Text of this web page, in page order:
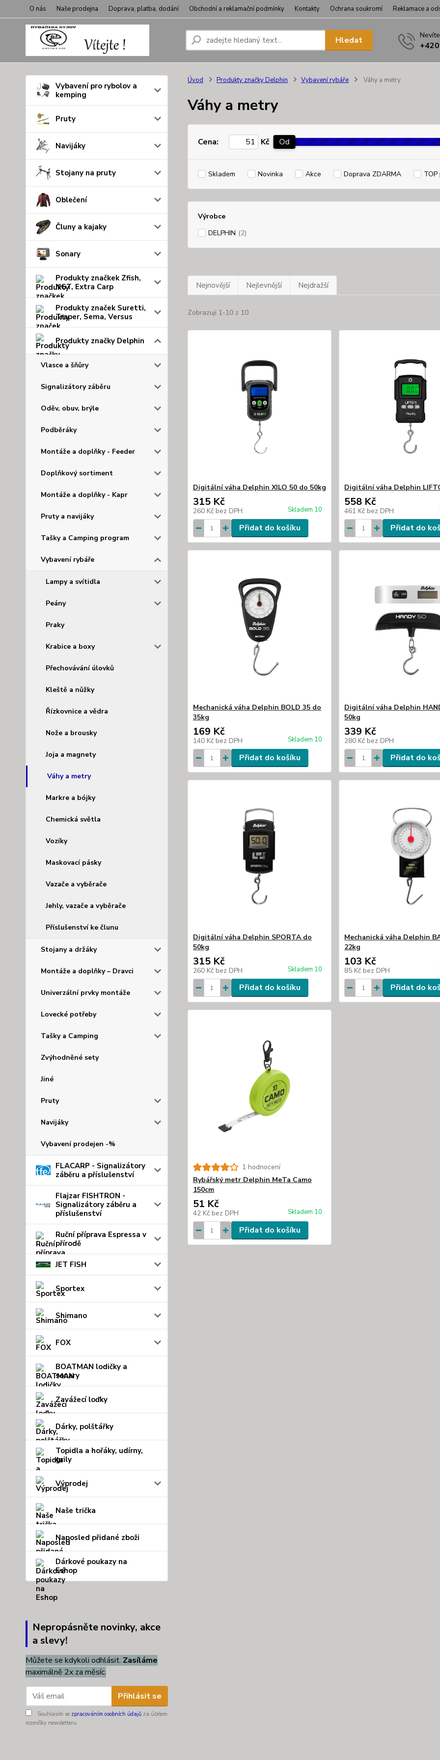
O nás Naše prodejna Doprava, platba, dodání Obchodní a reklamační podmínky Kontakty Ochrana soukromí Reklamace a
Hledat
Vybavení pro rybolov a
kemping
Pruty
Navijáky
Stojany na pruty
Oblečení
Čluny a kajaky
Sonary
Produkty značkek Zfish,
NGT, Extra Carp
Produkty značek Suretti,
Traper, Sema, Versus
Produkty značky Delphin
Vlasce a šňůry
Signalizátory záběru
Oděv, obuv, brýle
Podběráky
Montáže a doplňky - Feeder
Doplňkový sortiment
Montáže a doplňky - Kapr
Pruty a navijáky
Tašky a Camping program
Vybavení rybáře
Lampy a svítidla
Peány
Praky
Krabice a boxy
Přechovávání úlovků
Kleště a nůžky
Řízkovnice a vědra
Nože a brousky
Joja a magnety
Váhy a metry
Markre a bójky
Chemická světla
Vozíky
Maskovací pásky
Vazače a vyběrače
Jehly, vazače a vyběrače
Příslušenství ke člunu
Stojany a držáky
Montáže a doplňky – Dravci
Univerzální prvky montáže
Lovecké potřeby
Tašky a Camping
Zvýhodněné sety
Jiné
Pruty
Navijáky
Vybavení prodejen -%
FLACARP - Signalizátory
záběru a příslušenství
Flajzar FISHTRON -
Signalizátory záběru a
příslušenství
Ruční příprava Espressa v
přírodě
JET FISH
Sportex
Shimano
FOX
BOATMAN lodičky a
sonary
Zavážecí loďky
Dárky, polštářky
Topidla a hořáky, udírny,
grily
Výprodej
Naše trička
Naposled přidané zboži
Dárkové poukazy na
Eshop
Nepropásněte novinky, akce
a slevy!
Můžete se kdykoli odhlásit. Zasíláme
maximálně 2x za měsíc.
Přihlásit se
Souhlasím se zpracováním osobních údajů za účelem
rozesílky newsletteru.
Úvod Produkty značky Delphin Vybavení rybáře Váhy a metry
Váhy a metry
Cena: Kč Od
Skladem Novinka Akce Doprava ZDARMA
Výrobce
DELPHIN (2)
Nejnovější Nejlevnější Nejdražší
Zobrazuji 1-10 z 10
Digitální váha Delphin XILO 50 do 50kg
315 Kč
260 Kč bez DPH Skladem 10
Přidat do košíku
Digitální váha Delphin
558 Kč
461 Kč bez DPH
Přidat do
Mechanická váha Delphin BOLD 35 do
35kg
169 Kč
140 Kč bez DPH Skladem 10
Přidat do košíku
Digitální váha Delphin
50kg
339 Kč
280 Kč bez DPH
Přidat do
Digitální váha Delphin SPORTA do
50kg
315 Kč
260 Kč bez DPH Skladem 10
Přidat do košíku
Mechanická váha Delphin
22kg
103 Kč
85 Kč bez DPH
Přidat do
1 hodnocení
Rybářský metr Delphin MeTa Camo
150cm
51 Kč
42 Kč bez DPH Skladem 10
Přidat do košíku